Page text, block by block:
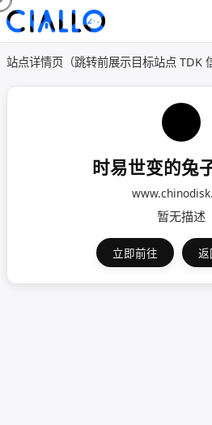
站点详情页（跳转前展示目标站点 TDK
时易世变的兔
暂无描述
立即前往 返